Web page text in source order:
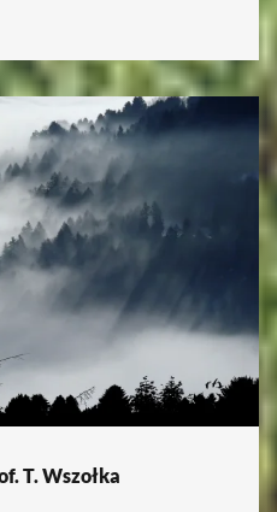
T. Wszołka